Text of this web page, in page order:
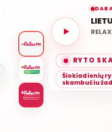
RYTO
Šiokiadienių
skambučiu